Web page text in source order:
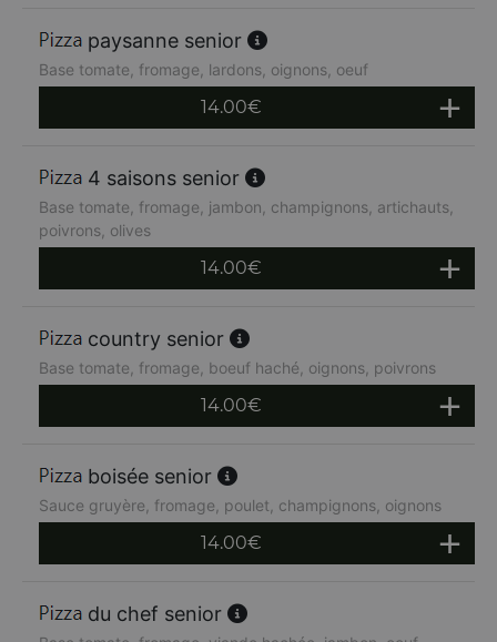
paysanne senior
Base tomate, fromage, lardons, oignons, oeuf
14.00€
4 saisons senior
Base tomate, fromage, jambon, champignons, artichauts,
poivrons, olives
14.00€
country senior
Base tomate, fromage, boeuf haché, oignons, poivrons
14.00€
boisée senior
Sauce gruyère, fromage, poulet, champignons, oignons
14.00€
du chef senior